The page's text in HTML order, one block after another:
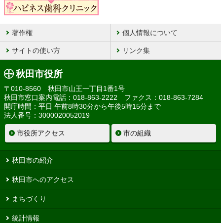
著作権 個人情報について
サイトの使い方 リンク集
秋田市役所
〒010-8560 秋田市山王一丁目1番1号
秋田市窓口案内電話：018-863-2222 ファクス：018-863-7284
開庁時間：平日 午前8時30分から午後5時15分まで
法人番号：3000020052019
市役所アクセス 市の組織
秋田市の紹介
秋田市へのアクセス
まちづくり
統計情報